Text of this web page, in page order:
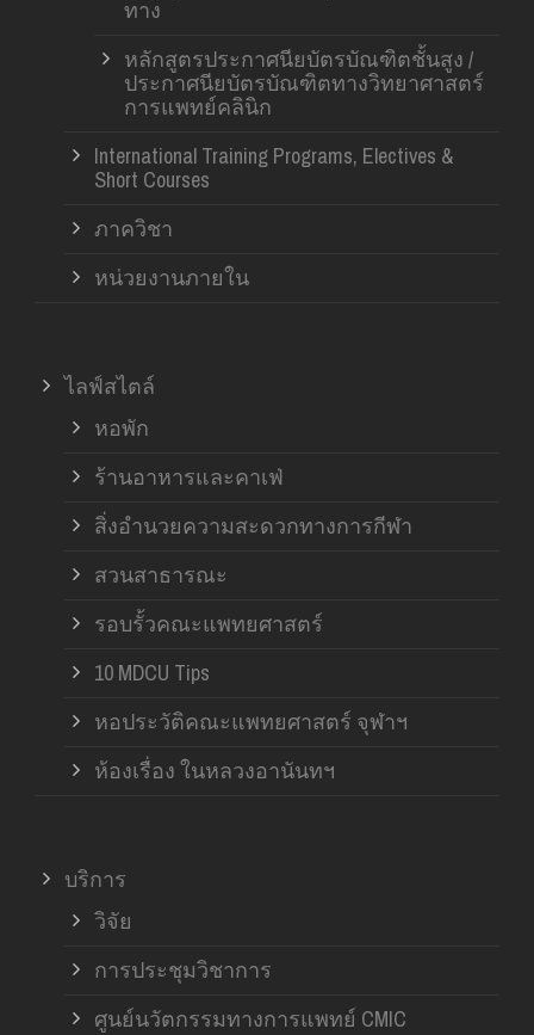
ทาง
หลักสูตรประกาศนียบัตรบัณฑิตชั้นสูง /
ประกาศนียบัตรบัณฑิตทางวิทยาศาสตร์
การแพทย์คลินิก
International Training Programs, Electives &
Short Courses
ภาควิชา
หน่วยงานภายใน
ไลฟ์สไตล์
หอพัก
ร้านอาหารและคาเฟ่
สิ่งอำนวยความสะดวกทางการกีฬา
สวนสาธารณะ
รอบรั้วคณะแพทยศาสตร์
10 MDCU Tips
หอประวัติคณะแพทยศาสตร์ จุฬาฯ
ห้องเรื่อง ในหลวงอานันทฯ
บริการ
วิจัย
การประชุมวิชาการ
ศูนย์นวัตกรรมทางการแพทย์ CMIC